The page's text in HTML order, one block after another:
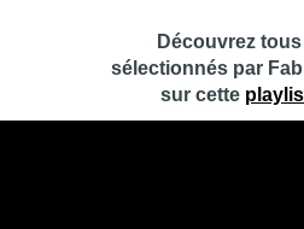
Découvrez
sélectionnés par
sur cette